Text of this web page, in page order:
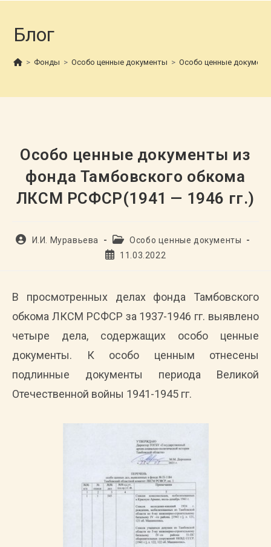
Блог
> Фонды > Особо ценные документы > Особо ценные
Особо ценные документы из
фонда Тамбовского обкома
ЛКСМ РСФСР(1941 — 1946 гг.)
АвторИ.И. Муравьева
Рубрика
записи:
Особо ценные документы
Запись11.03.2022
В просмотренных делах фонда Тамбовского
обкома ЛКСМ РСФСР за 1937-1946 гг. выявлено
четыре дела, содержащих особо ценные
документы. К особо ценным отнесены
подлинные документы периода Великой
Отечественной войны 1941-1945 гг.